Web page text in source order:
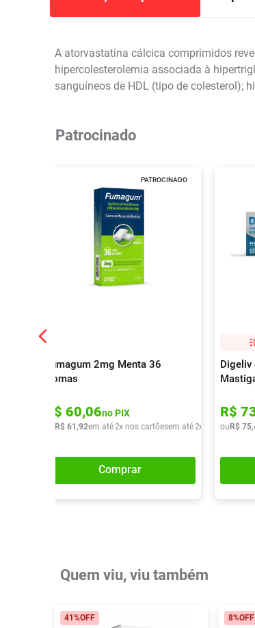
A atorvastatina cálcica comprimidos
hipercolesterolemia associada à
sanguíneos de HDL (tipo de colesterol);
Patrocinado
PATROCINADO
Fumagum 2mg Menta 36
Gomas
R$ 60,06no PIX
R$ 61 ,92em até2x nos cartõesem até2x de R$ 30,96
Comprar
R$
ou R$ 75,
Quem viu, viu também
41%OFF 8%OFF